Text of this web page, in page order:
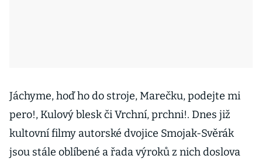
Jáchyme, hoď ho do stroje, Marečku, podejte mi
pero!, Kulový blesk či Vrchní, prchni!. Dnes již
kultovní filmy autorské dvojice Smojak-Svěrák
jsou stále oblíbené a řada výroků z nich doslova